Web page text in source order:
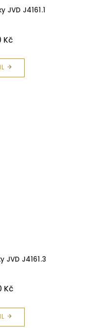
JVD J4161.1
Kč
JVD J4161.3
Kč